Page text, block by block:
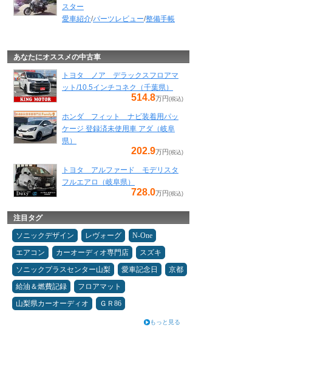
スター
愛車紹介/パーツレビュー/整備手帳
あなたにオススメの中古車
トヨタ ノア デラックスフロアマ
ット/10.5インチコネク（千葉県）
514.8万円(税込)
ホンダ フィット ナビ装着用パッ
ケージ 登録済未使用車 アダ（岐阜
県）
202.9万円(税込)
トヨタ アルファード モデリスタ
フルエアロ（岐阜県）
728.0万円(税込)
注目タグ
ソニックデザイン レヴォーグ
N-One
エアコン
カーオーディオ専門店
スズキ
ソニックプラスセンター山梨
愛車記念日
京都
給油＆燃費記録
フロアマット
山梨県カーオーディオ
ＧＲ86
もっと見る